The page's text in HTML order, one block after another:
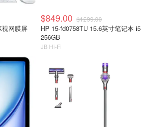
$849.00 $1299.00
HP 15-fd0758TU 15.6英寸笔记本 i5
256GB
JB Hi-Fi